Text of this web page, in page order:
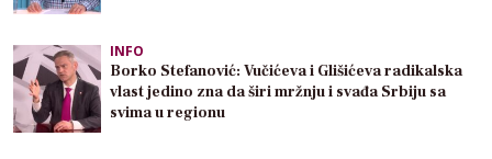
INFO
Borko Stefanović: Vučićeva i Glišićeva radikalska
vlast jedino zna da širi mržnju i svađa Srbiju sa
svima u regionu